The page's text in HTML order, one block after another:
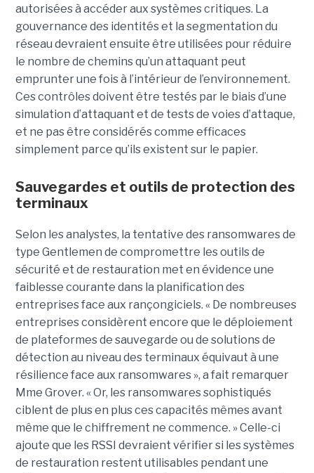
autorisées à accéder aux systèmes critiques. La
gouvernance des identités et la segmentation du
réseau devraient ensuite être utilisées pour réduire
le nombre de chemins qu’un attaquant peut
emprunter une fois à l’intérieur de l’environnement.
Ces contrôles doivent être testés par le biais d’une
simulation d’attaquant et de tests de voies d’attaque,
et ne pas être considérés comme efficaces
simplement parce qu’ils existent sur le papier.
Sauvegardes et outils de protection des
terminaux
Selon les analystes, la tentative des ransomwares de
type Gentlemen de compromettre les outils de
sécurité et de restauration met en évidence une
faiblesse courante dans la planification des
entreprises face aux rançongiciels. « De nombreuses
entreprises considèrent encore que le déploiement
de plateformes de sauvegarde ou de solutions de
détection au niveau des terminaux équivaut à une
résilience face aux ransomwares », a fait remarquer
Mme Grover. « Or, les ransomwares sophistiqués
ciblent de plus en plus ces capacités mêmes avant
même que le chiffrement ne commence. » Celle-ci
ajoute que les RSSI devraient vérifier si les systèmes
de restauration restent utilisables pendant une